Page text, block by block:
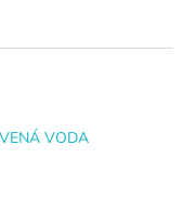
VODA